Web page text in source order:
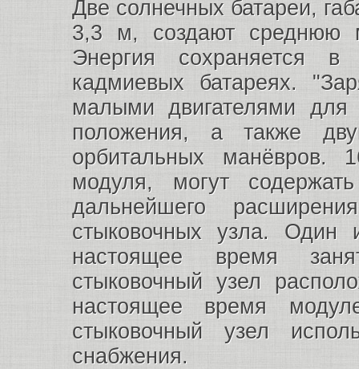
Две солнечных батареи,
3,3 м, создают среднюю
Энергия сохраняется в
кадмиевых батареях.
малыми двигателями для
положения, а также
орбитальных манёвров.
модуля, могут
дальнейшего
стыковочных узла.
настоящее время
стыковочный узел
настоящее время
стыковочный узел
снабжения.